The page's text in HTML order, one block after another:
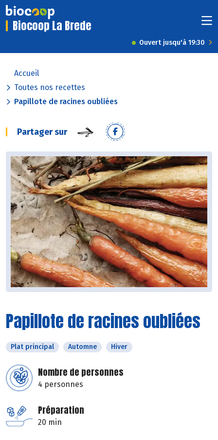
Biocoop La Brede
Ouvert jusqu'à 19:30
Accueil
Toutes nos recettes
Papillote de racines oubliées
Partager sur
Papillote de racines oubliées
Plat principal Automne Hiver
Nombre de personnes
4 personnes
Préparation
20 min